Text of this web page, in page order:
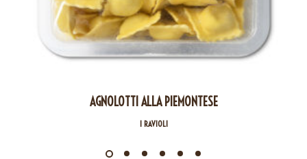
AGNOLOTTI ALLA PIEMONTESE
I RAVIOLI